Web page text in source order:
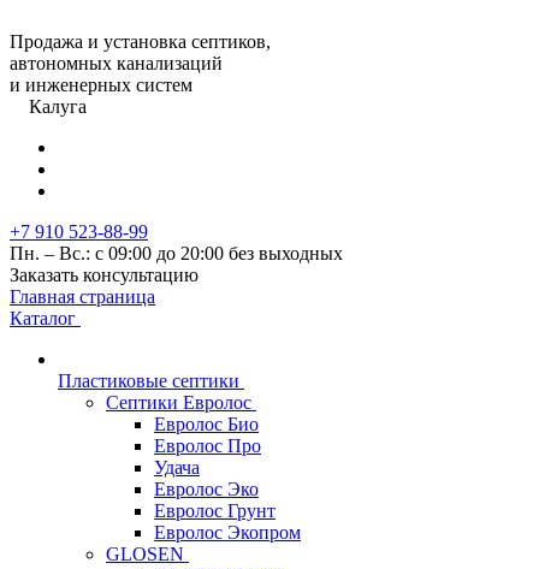
Продажа и установка септиков,
автономных канализаций
и инженерных систем
Калуга
+7 910 523-88-99
Пн. – Вс.: с 09:00 до 20:00 без выходных
Заказать консультацию
Главная страница
Каталог
Пластиковые септики
Септики Евролос
Евролос Био
Евролос Про
Удача
Евролос Эко
Евролос Грунт
Евролос Экопром
GLOSEN